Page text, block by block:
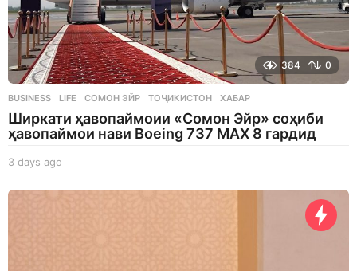
384 0
BUSINESS ,LIFE СОМОН ЭЙР ,ТОҶИКИСТОН ,ХАБАР
Ширкати ҳавопаймоии «Сомон Эйр» соҳиби
ҳавопаймои нави Boeing 737 MAX 8 гардид
3 days ago
a